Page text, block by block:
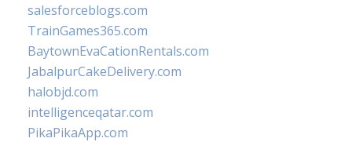
salesforceblogs.com
TrainGames365.com
BaytownEvaCationRentals.com
JabalpurCakeDelivery.com
halobjd.com
intelligenceqatar.com
PikaPikaApp.com